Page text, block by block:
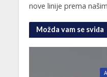
nove linije prema
Možda vam se sviđa